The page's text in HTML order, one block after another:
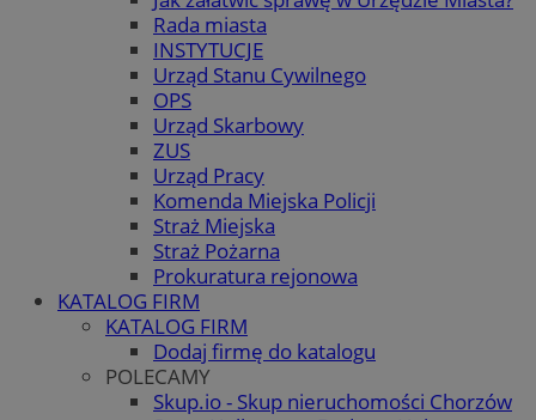
Rada miasta
INSTYTUCJE
Urząd Stanu Cywilnego
OPS
Urząd Skarbowy
ZUS
Urząd Pracy
Komenda Miejska Policji
Straż Miejska
Straż Pożarna
Prokuratura rejonowa
KATALOG FIRM
KATALOG FIRM
Dodaj firmę do katalogu
POLECAMY
Skup.io - Skup nieruchomości Chorzów